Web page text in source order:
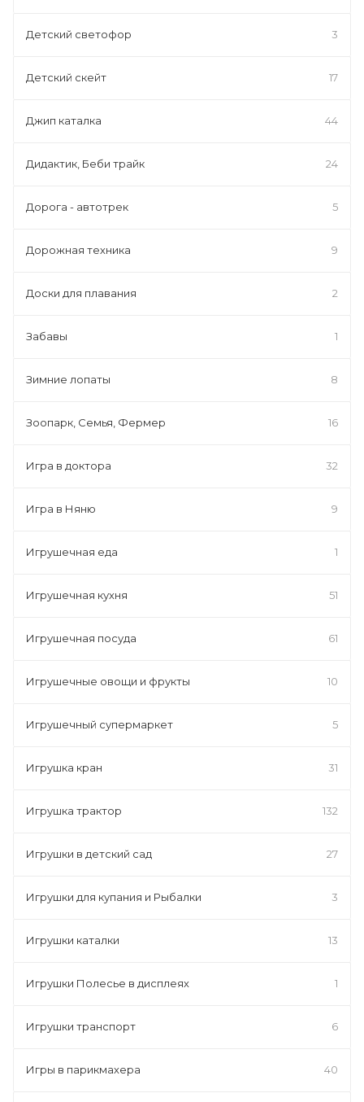
Детский светофор 3
Детский скейт 17
Джип каталка 44
Дидактик, Беби трайк 24
Дорога - автотрек 5
Дорожная техника 9
Доски для плавания 2
Забавы 1
Зимние лопаты 8
Зоопарк, Семья, Фермер 16
Игра в доктора 32
Игра в Няню 9
Игрушечная еда 1
Игрушечная кухня 51
Игрушечная посуда 61
Игрушечные овощи и фрукты 10
Игрушечный супермаркет 5
Игрушка кран 31
Игрушка трактор 132
Игрушки в детский сад 27
Игрушки для купания и Рыбалки 3
Игрушки каталки 13
Игрушки Полесье в дисплеях 1
Игрушки транспорт 6
Игры в парикмахера 40